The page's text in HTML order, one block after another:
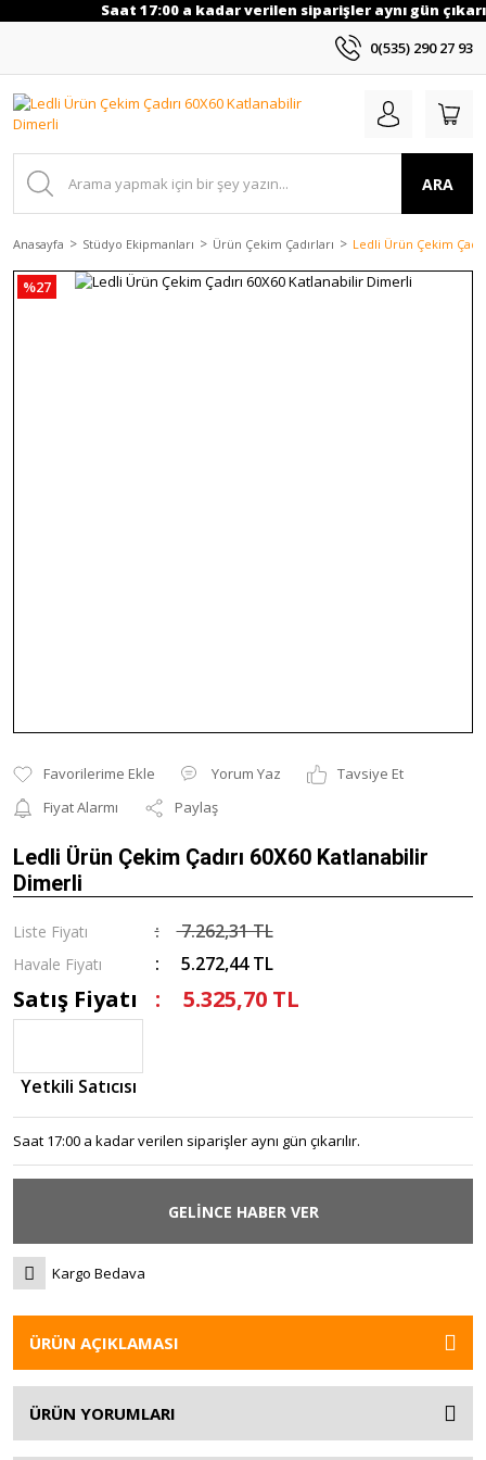
Saat 17:00 a kadar verilen siparişler aynı gün
0(535) 290 27 93
ARA
Anasayfa Stüdyo Ekipmanları Ürün Çekim Çadırları Ledli Ürün Çekim
%27
Yorum Yaz
Tavsiye Et
Fiyat Alarmı
Paylaş
Ledli Ürün Çekim Çadırı 60X60 Katlanabilir
Dimerli
Liste Fiyatı 7.262,31 TL
Havale Fiyatı 5.272,44 TL
Satış Fiyatı 5.325,70 TL
Yetkili Satıcısı
Saat 17:00 a kadar verilen siparişler aynı gün çıkarılır.
GELİNCE HABER VER
Kargo Bedava
ÜRÜN AÇIKLAMASI
ÜRÜN YORUMLARI